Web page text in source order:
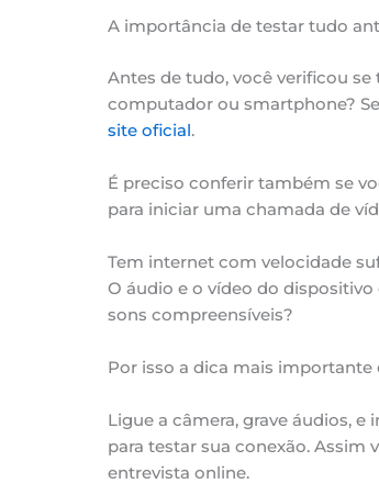
A importância de testar tudo
Antes de tudo, você verificou
computador ou smartphone?
site oficial.
É preciso conferir também se
para iniciar uma chamada de
Tem internet com velocidade
O áudio e o vídeo do
sons compreensíveis?
Por isso a dica mais importante
Ligue a câmera, grave áudios,
para testar sua conexão. Assim
entrevista online.